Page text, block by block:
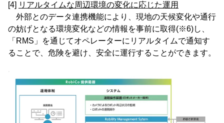
[4]
リアルタイムな周辺環境の変化に応じた運用
外部とのデータ連携機能により、現地の天候変化や通行
の妨げとなる環境変化などの情報を事前に取得(※6)し、
「RMS」を通じてオペレーターにリアルタイムで通知す
ることで、危険を避け、安全に運行することができます。